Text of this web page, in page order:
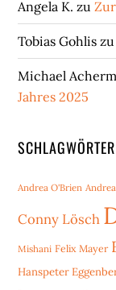
Angela K. zu
Tobias Gohlis
Michael
Jahres 2025
SCHLAGWÖRTER
Andrea O'Brien
Conny Lösch
Mishani Felix Mayer
Hanspeter